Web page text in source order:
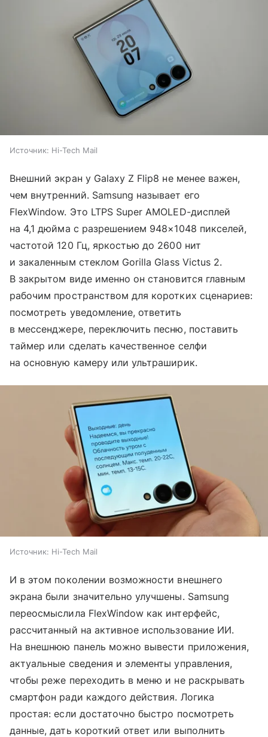
Источник: Hi-Tech Mail
Внешний экран у Galaxy Z Flip8 не менее важен,
чем внутренний. Samsung называет его
FlexWindow. Это LTPS Super AMOLED-дисплей
на 4,1 дюйма с разрешением 948×1048 пикселей,
частотой 120 Гц, яркостью до 2600 нит
и закаленным стеклом Gorilla Glass Victus 2.
В закрытом виде именно он становится главным
рабочим пространством для коротких сценариев:
посмотреть уведомление, ответить
в мессенджере, переключить песню, поставить
таймер или сделать качественное селфи
на основную камеру или ультраширик.
Источник: Hi-Tech Mail
И в этом поколении возможности внешнего
экрана были значительно улучшены. Samsung
переосмыслила FlexWindow как интерфейс,
рассчитанный на активное использование ИИ.
На внешнюю панель можно вывести приложения,
актуальные сведения и элементы управления,
чтобы реже переходить в меню и не раскрывать
смартфон ради каждого действия. Логика
простая: если достаточно быстро посмотреть
данные, дать короткий ответ или выполнить